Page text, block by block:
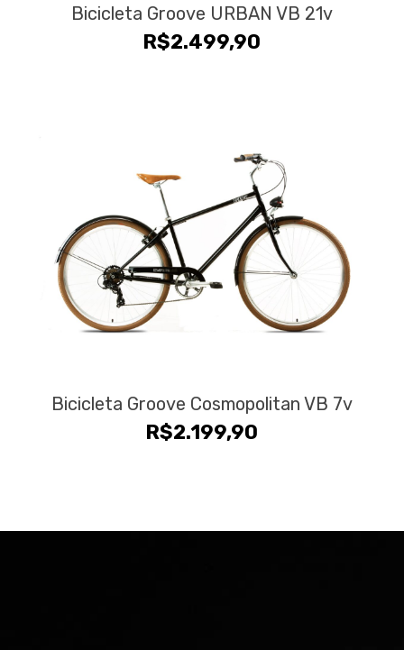
Bicicleta Groove URBAN VB 21v
R$2.499,90
Bicicleta Groove Cosmopolitan VB 7v
R$2.199,90